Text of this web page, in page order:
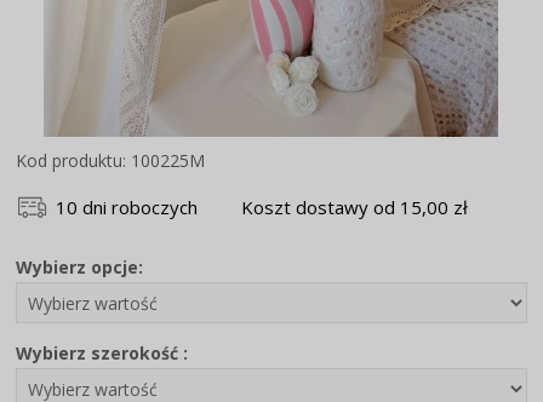
Kod produktu: 100225M
10 dni roboczych Koszt dostawy od 15,00 zł
Wybierz opcje:
Wybierz szerokość :